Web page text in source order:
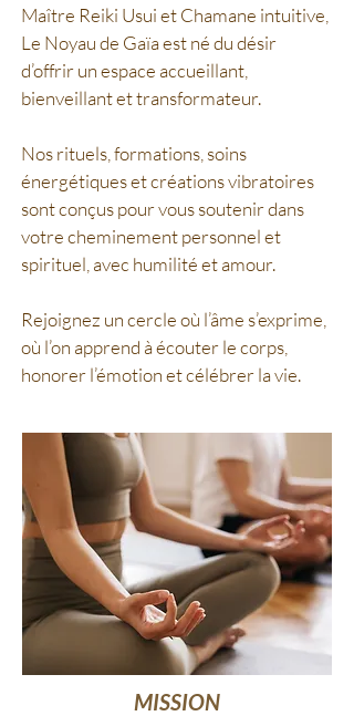
Maître Reiki Usui et Chamane intuitive,
Le Noyau de Gaïa est né du désir
d’offrir un espace accueillant,
bienveillant et transformateur.
Nos rituels, formations, soins
énergétiques et créations vibratoires
sont conçus pour vous soutenir dans
votre cheminement personnel et
spirituel, avec humilité et amour.
Rejoignez un cercle où l’âme s’exprime,
où l’on apprend à écouter le corps,
honorer l’émotion et célébrer la vie.
MISSION